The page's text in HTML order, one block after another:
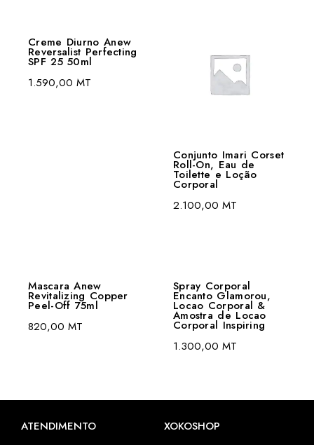
Creme Diurno Anew
Reversalist Perfecting
SPF 25 50ml
1.590,00 MT
Conjunto Imari Corset
Roll-On, Eau de
Toilette e Loção
Corporal
2.100,00 MT
Mascara Anew
Revitalizing Copper
Peel-Off 75ml
820,00 MT
Spray Corporal
Encanto Glamorou,
Locao Corporal &
Amostra de Locao
Corporal Inspiring
1.300,00 MT
ATENDIMENTO XOKOSHOP